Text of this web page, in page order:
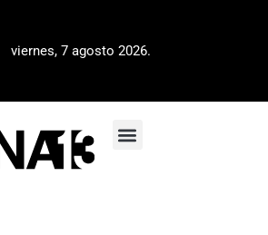
viernes, 7 agosto 2026.